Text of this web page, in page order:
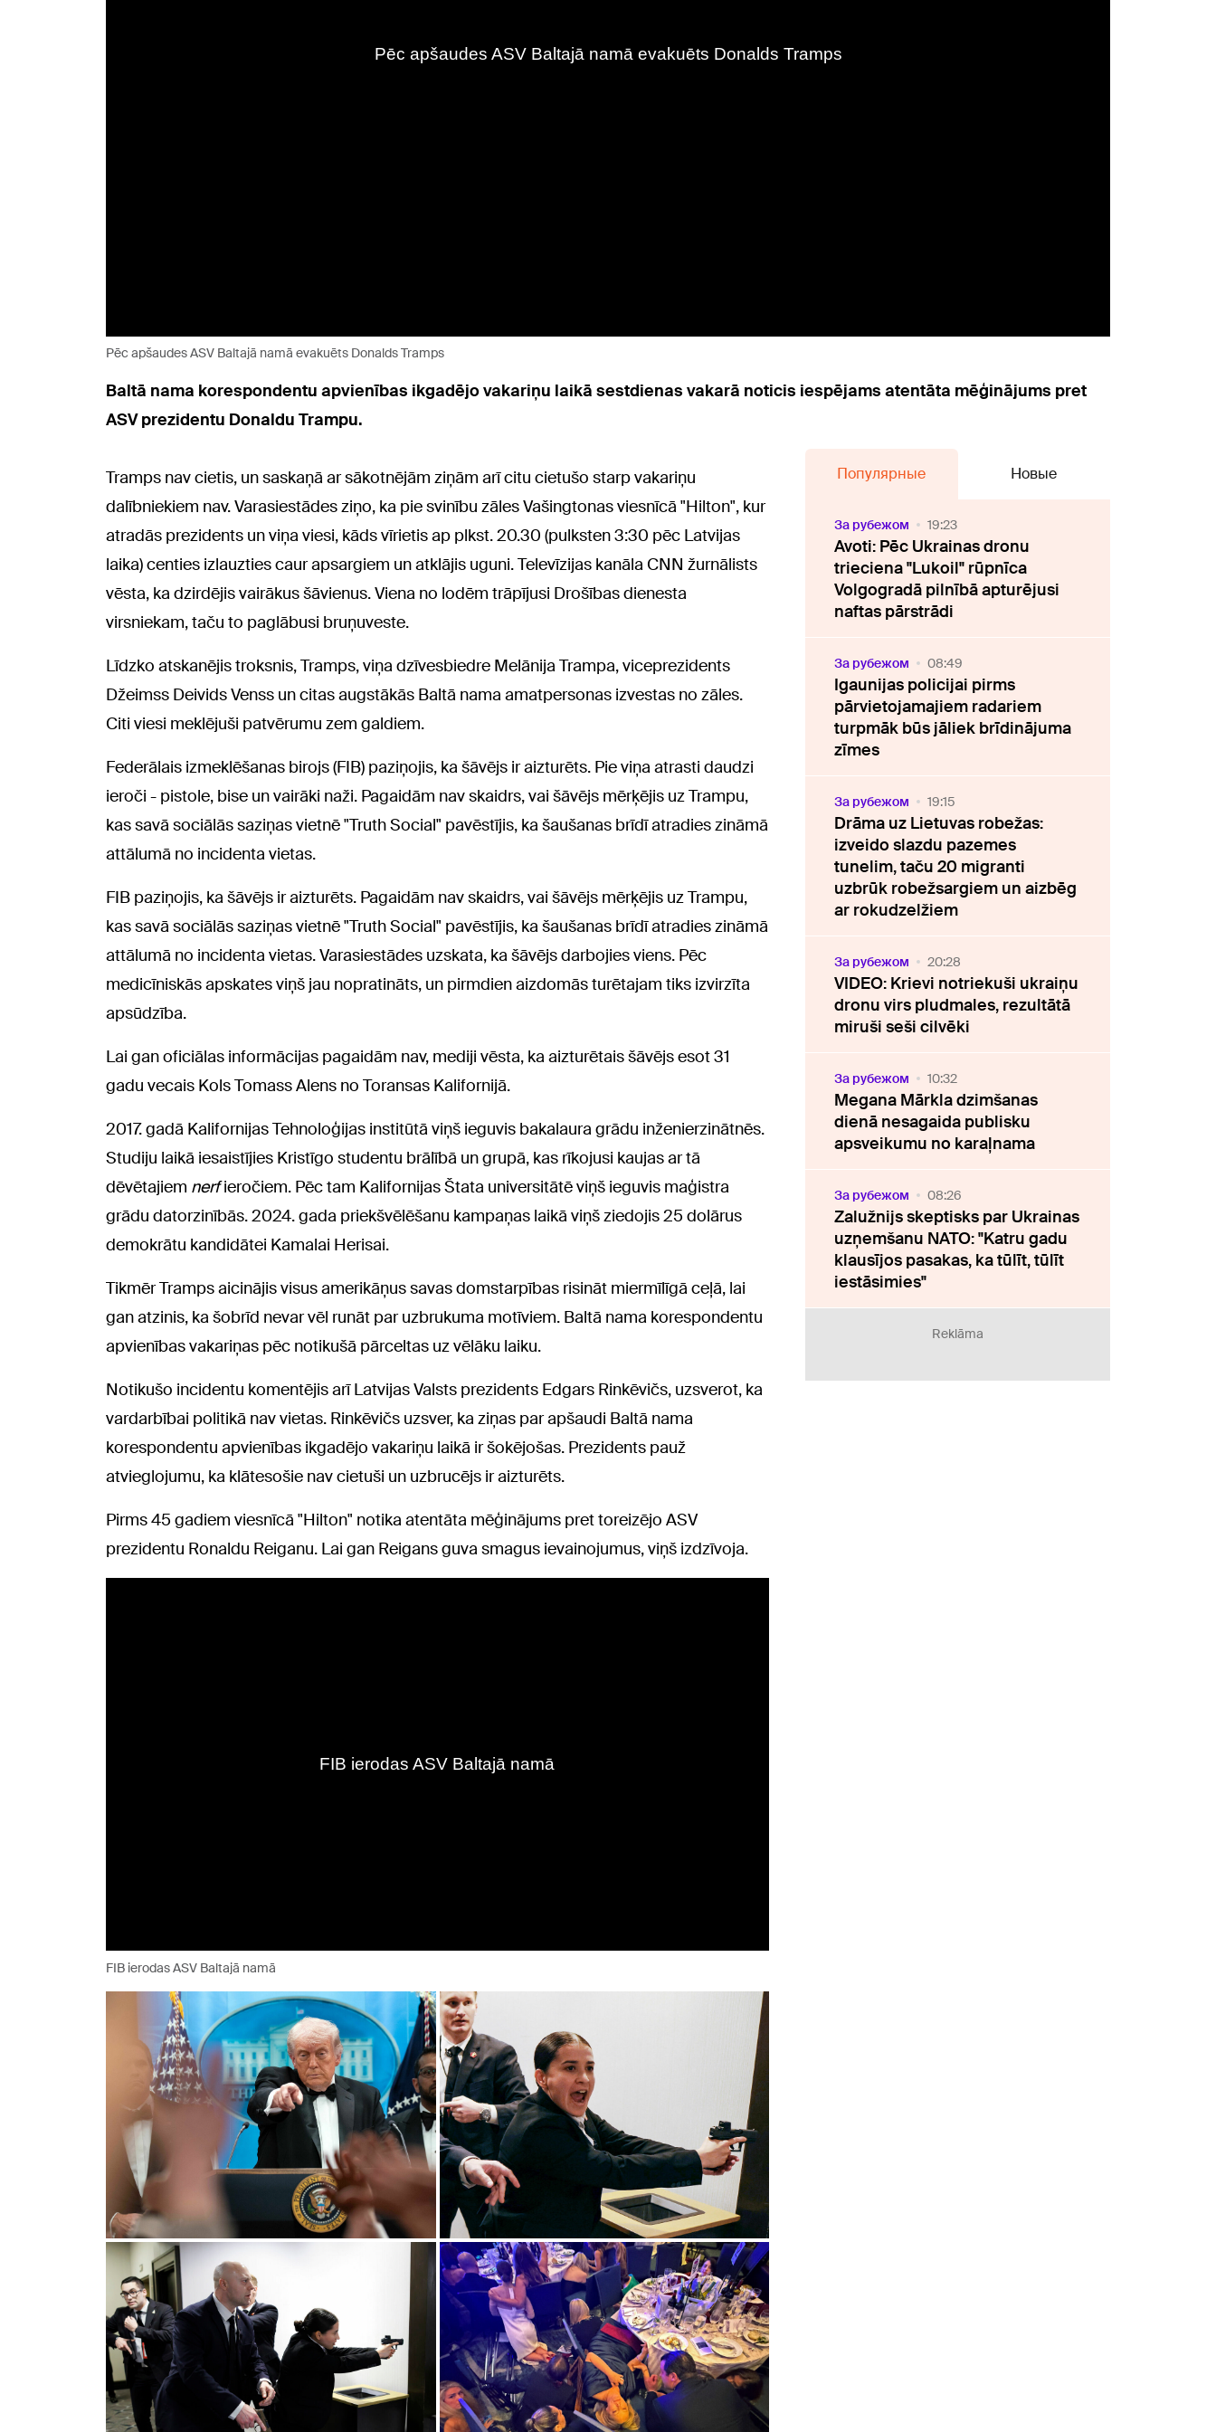
Pēc apšaudes ASV Baltajā namā evakuēts Donalds Tramps
Baltā nama korespondentu apvienības ikgadējo vakariņu laikā sestdienas vakarā noticis iespējams atentāta mēģinājums pret
ASV prezidentu Donaldu Trampu.
Tramps nav cietis, un saskaņā ar sākotnējām ziņām arī citu cietušo starp vakariņu
dalībniekiem nav. Varasiestādes ziņo, ka pie svinību zāles Vašingtonas viesnīcā "Hilton", kur
atradās prezidents un viņa viesi, kāds vīrietis ap plkst. 20.30 (pulksten 3:30 pēc Latvijas
laika) centies izlauzties caur apsargiem un atklājis uguni. Televīzijas kanāla CNN žurnālists
vēsta, ka dzirdējis vairākus šāvienus. Viena no lodēm trāpījusi Drošības dienesta
virsniekam, taču to paglābusi bruņuveste.
Līdzko atskanējis troksnis, Tramps, viņa dzīvesbiedre Melānija Trampa, viceprezidents
Džeimss Deivids Venss un citas augstākās Baltā nama amatpersonas izvestas no zāles.
Citi viesi meklējuši patvērumu zem galdiem.
Federālais izmeklēšanas birojs (FIB) paziņojis, ka šāvējs ir aizturēts. Pie viņa atrasti daudzi
ieroči - pistole, bise un vairāki naži. Pagaidām nav skaidrs, vai šāvējs mērķējis uz Trampu,
kas savā sociālās saziņas vietnē "Truth Social" pavēstījis, ka šaušanas brīdī atradies zināmā
attālumā no incidenta vietas.
FIB paziņojis, ka šāvējs ir aizturēts. Pagaidām nav skaidrs, vai šāvējs mērķējis uz Trampu,
kas savā sociālās saziņas vietnē "Truth Social" pavēstījis, ka šaušanas brīdī atradies zināmā
attālumā no incidenta vietas. Varasiestādes uzskata, ka šāvējs darbojies viens. Pēc
medicīniskās apskates viņš jau nopratināts, un pirmdien aizdomās turētajam tiks izvirzīta
apsūdzība.
Lai gan oficiālas informācijas pagaidām nav, mediji vēsta, ka aizturētais šāvējs esot 31
gadu vecais Kols Tomass Alens no Toransas Kalifornijā.
2017. gadā Kalifornijas Tehnoloģijas institūtā viņš ieguvis bakalaura grādu inženierzinātnēs.
Studiju laikā iesaistījies Kristīgo studentu brālībā un grupā, kas rīkojusi kaujas ar tā
dēvētajiem nerfieročiem. Pēc tam Kalifornijas Štata universitātē viņš ieguvis maģistra
grādu datorzinībās. 2024. gada priekšvēlēšanu kampaņas laikā viņš ziedojis 25 dolārus
demokrātu kandidātei Kamalai Herisai.
Tikmēr Tramps aicinājis visus amerikāņus savas domstarpības risināt miermīlīgā ceļā, lai
gan atzinis, ka šobrīd nevar vēl runāt par uzbrukuma motīviem. Baltā nama korespondentu
apvienības vakariņas pēc notikušā pārceltas uz vēlāku laiku.
Notikušo incidentu komentējis arī Latvijas Valsts prezidents Edgars Rinkēvičs, uzsverot, ka
vardarbībai politikā nav vietas. Rinkēvičs uzsver, ka ziņas par apšaudi Baltā nama
korespondentu apvienības ikgadējo vakariņu laikā ir šokējošas. Prezidents pauž
atvieglojumu, ka klātesošie nav cietuši un uzbrucējs ir aizturēts.
Pirms 45 gadiem viesnīcā "Hilton" notika atentāta mēģinājums pret toreizējo ASV
prezidentu Ronaldu Reiganu. Lai gan Reigans guva smagus ievainojumus, viņš izdzīvoja.
FIB ierodas ASV Baltajā namā
Популярные Новые
За рубежом 19:23
Avoti: Pēc Ukrainas dronu
trieciena "Lukoil" rūpnīca
Volgogradā pilnībā apturējusi
naftas pārstrādi
За рубежом 08:49
Igaunijas policijai pirms
pārvietojamajiem radariem
turpmāk būs jāliek brīdinājuma
zīmes
За рубежом 19:15
Drāma uz Lietuvas robežas:
izveido slazdu pazemes
tunelim, taču 20 migranti
uzbrūk robežsargiem un aizbēg
ar rokudzelžiem
За рубежом 20:28
VIDEO: Krievi notriekuši ukraiņu
dronu virs pludmales, rezultātā
miruši seši cilvēki
За рубежом 10:32
Megana Mārkla dzimšanas
dienā nesagaida publisku
apsveikumu no karaļnama
За рубежом 08:26
Zalužnijs skeptisks par Ukrainas
uzņemšanu NATO: "Katru gadu
klausījos pasakas, ka tūlīt, tūlīt
iestāsimies"
Reklāma